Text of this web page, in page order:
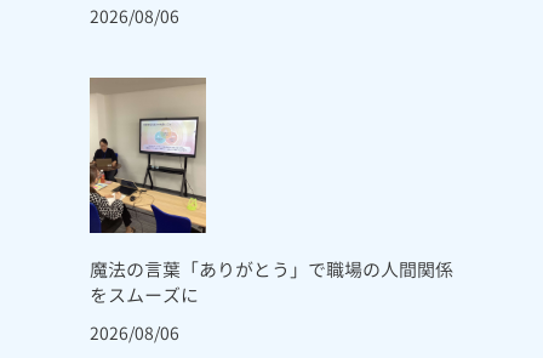
2026/08/06
魔法の言葉「ありがとう」で職場の人間関係
をスムーズに
2026/08/06